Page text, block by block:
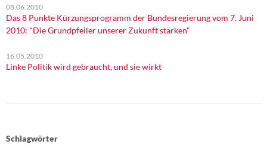
08.06.2010
Das 8 Punkte Kürzungsprogramm der Bundesregierung vom 7. Juni
2010: "Die Grundpfeiler unserer Zukunft stärken"
16.05.2010
Linke Politik wird gebraucht, und sie wirkt
Schlagwörter